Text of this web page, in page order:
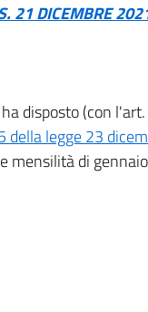
21 DICEMBRE
ha disposto (con
della legge 23
di